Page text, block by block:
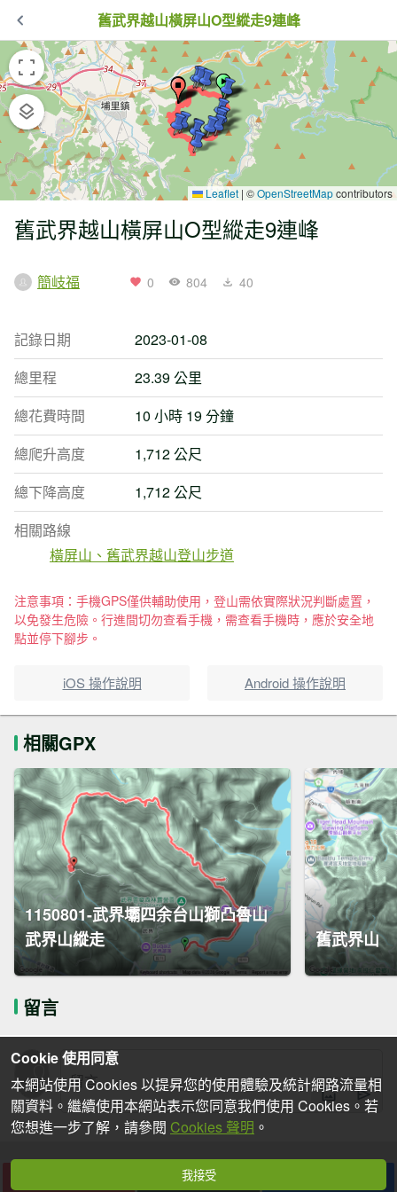
舊武界越山橫屏山O型縱走9連峰
Leaflet | ©OpenStreetMapcontributors
舊武界越山橫屏山O型縱走9連峰
簡岐福 0 804 40
記錄日期
2023-01-08
總里程
23.39 公里
總花費時間
10 小時 19 分鐘
總爬升高度
1,712 公尺
總下降高度
1,712 公尺
相關路線
橫屏山、舊武界越山登山步道
注意事項：手機GPS僅供輔助使用，登山需依實際狀況判斷處置，
以免發生危險。行進間切勿查看手機，需查看手機時，應於安全地
點並停下腳步。
iOS 操作說明 Android 操作說明
相關GPX
1150801-武界壩四余台山獅凸魯山
武界山縱走
舊武界山
留言
下載
Cookie 使用同意
本網站使用 Cookies 以提昇您的使用體驗及統計網路流量相
關資料。繼續使用本網站表示您同意我們使用 Cookies。若
您想進一步了解，請參閱 Cookies 聲明 。
我接受